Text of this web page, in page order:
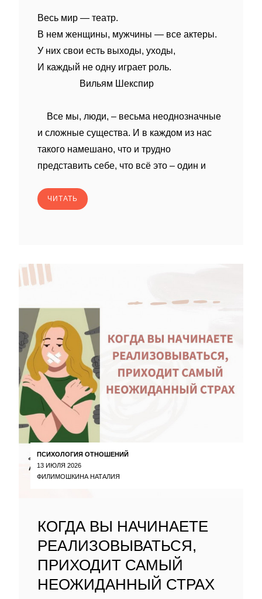
Весь мир — театр.
В нем женщины, мужчины — все актеры.
У них свои есть выходы, уходы,
И каждый не одну играет роль.
Вильям Шекспир
Все мы, люди, – весьма неоднозначные
и сложные существа. И в каждом из нас
такого намешано, что и трудно
представить себе, что всё это – один и
ЧИТАТЬ
ПСИХОЛОГИЯ ОТНОШЕНИЙ
13 ИЮЛЯ 2026
ФИЛИМОШКИНА НАТАЛИЯ
КОГДА ВЫ НАЧИНАЕТЕ
РЕАЛИЗОВЫВАТЬСЯ,
ПРИХОДИТ САМЫЙ
НЕОЖИДАННЫЙ СТРАХ